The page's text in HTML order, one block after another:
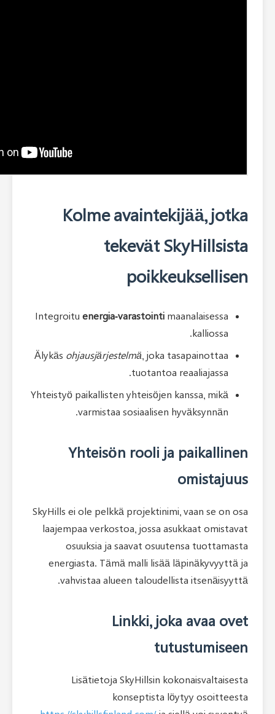
Kolme
tekevät
Integroituenergia‑varastointi
Älykäs ohjausjärjestelmä
Yhteistyö paikallisten yhteisöjen
varmistaa sosiaalisen
Yhteisön rooli
SkyHills ei ole pelkkä
laajempaa verkostoa, jossa
osuuksia ja saavat
energiasta. Tämä malli lisää
vahvistaa alueen
Linkki,
Lisätietoja SkyHillsin
konseptista